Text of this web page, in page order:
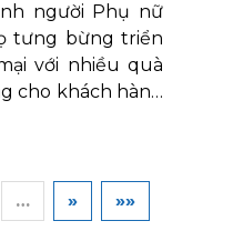
người Phụ nữ
tưng bừng triển
với nhiều quà
cho khách hàng
… » »»